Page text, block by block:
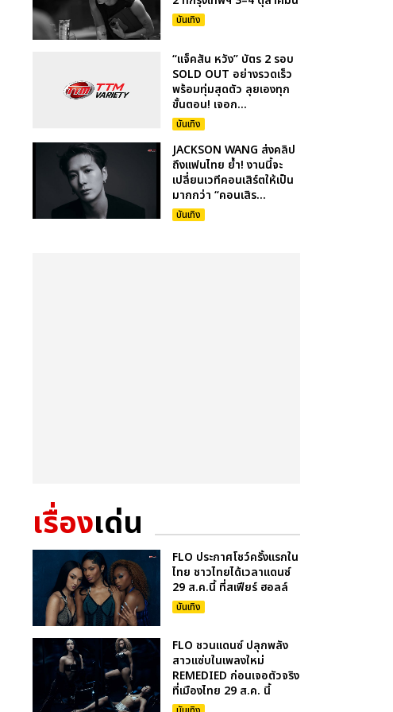
บันเทิง
“แจ็คสัน หวัง” บัตร 2 รอบ
SOLD OUT อย่างรวดเร็ว
พร้อมทุ่มสุดตัว ลุยเองทุก
ขั้นตอน! เจอก...
บันเทิง
JACKSON WANG ส่งคลิป
ถึงแฟนไทย ย้ำ! งานนี้จะ
เปลี่ยนเวทีคอนเสิร์ตให้เป็น
มากกว่า “คอนเสิร...
บันเทิง
เรื่องเด่น
FLO ประกาศโชว์ครั้งแรกใน
ไทย ชาวไทยได้เวลาแดนซ์
29 ส.ค.นี้ ที่สเฟียร์ ฮอลล์
บันเทิง
FLO ชวนแดนซ์ ปลุกพลัง
สาวแซ่บในเพลงใหม่
REMEDIED ก่อนเจอตัวจริง
ที่เมืองไทย 29 ส.ค. นี้